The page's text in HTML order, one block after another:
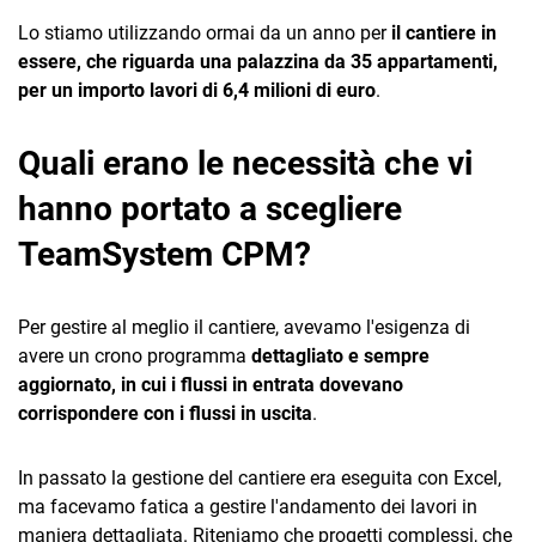
Lo stiamo utilizzando ormai da un anno per il cantiere in
essere, che riguarda una palazzina da 35 appartamenti,
per un importo lavori di 6,4 milioni di euro.
Quali erano le necessità che vi
hanno portato a scegliere
TeamSystem CPM?
Per gestire al meglio il cantiere, avevamo l'esigenza di
avere un crono programma dettagliato e sempre
aggiornato, in cui i flussi in entrata dovevano
corrispondere con i flussi in uscita.
In passato la gestione del cantiere era eseguita con Excel,
ma facevamo fatica a gestire l'andamento dei lavori in
maniera dettagliata. Riteniamo che progetti complessi, che